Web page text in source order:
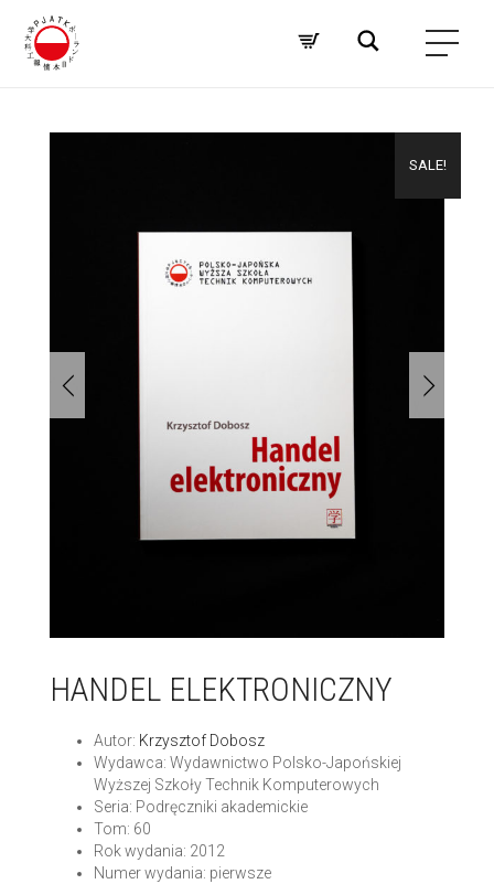
SALE!
HANDEL ELEKTRONICZNY
Autor: Krzysztof Dobosz
Wydawca: Wydawnictwo Polsko-Japońskiej
Wyższej Szkoły Technik Komputerowych
Seria: Podręczniki akademickie
Tom: 60
Rok wydania: 2012
Numer wydania: pierwsze